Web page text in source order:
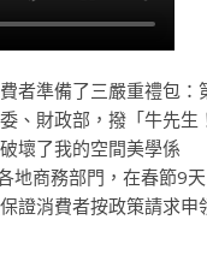
者準備了三嚴重禮包：
、財政部，撥「牛先生
壞了我的空間美學係
地商務部門，在春節9天
證消費者按政策請求申